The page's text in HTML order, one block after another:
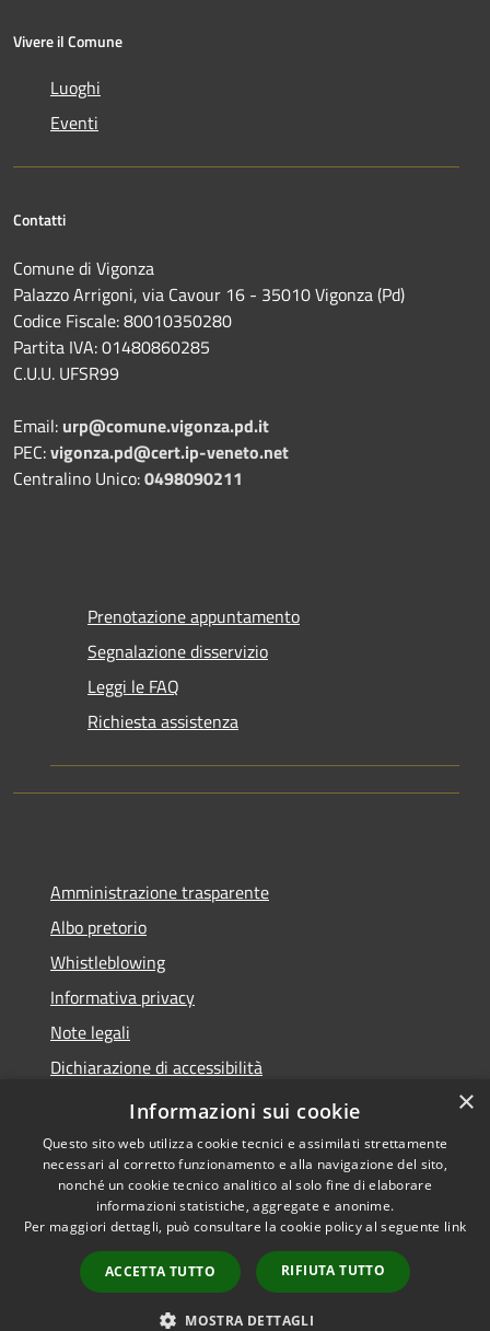
Vivere il Comune
Luoghi
Eventi
Contatti
Comune di Vigonza
Palazzo Arrigoni, via Cavour 16 - 35010 Vigonza (Pd)
Codice Fiscale: 80010350280
Partita IVA: 01480860285
C.U.U. UFSR99
Email: urp@comune.vigonza.pd.it
PEC:vigonza.pd@cert.ip-veneto.net
Centralino Unico:0498090211
Prenotazione appuntamento
Segnalazione disservizio
Leggi le FAQ
Richiesta assistenza
Amministrazione trasparente
Albo pretorio
Whistleblowing
Informativa privacy
Note legali
Dichiarazione di accessibilità
Obiettivi di accessibilità
Accessibilità
Copyright © 2026 • Comune di
Vigonza • Powered by
Municipium•
Accesso
redazione
×
Informazioni sui cookie
Questo sito web utilizza cookie tecnici e assimilati strettamente
necessari al corretto funzionamento e alla navigazione del sito,
nonché un cookie tecnico analitico al solo fine di elaborare
informazioni statistiche, aggregate e anonime.
Per maggiori dettagli, può consultare la cookie policy al seguente link
ACCETTA TUTTO RIFIUTA TUTTO
MOSTRA DETTAGLI